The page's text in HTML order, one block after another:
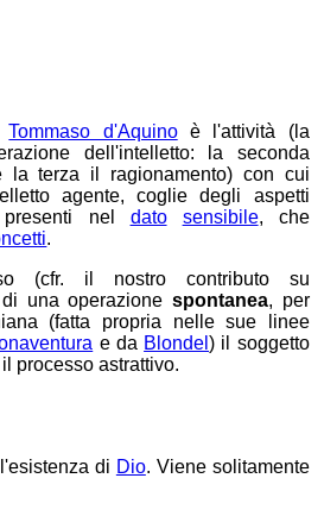
Tommaso d'Aquinoè l'attività (la
dell'intelletto: la seconda
la terza il ragionamento) con cui
agente, coglie degli aspetti
presenti nel dato sensibile, che
.
(cfr. il nostro contributo su
una operazionespontanea, per
(fatta propria nelle sue linee
e da Blondel) il soggetto
processo astrattivo.
di Dio. Viene solitamente